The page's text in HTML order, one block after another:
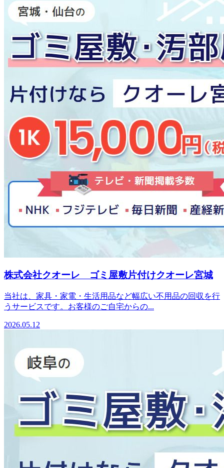
株式会社クオーレ ゴミ屋敷片付けクオーレ宮城
当社は、家具・家電・生活用品など幅広い不用品の回収を行
うサービスです。お客様のご自宅からの...
2026.05.12